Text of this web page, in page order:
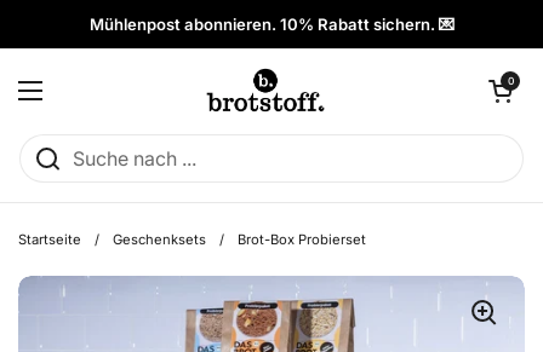
Mühlenpost abonnieren. 10% Rabatt sichern. 💌
Menü öffnen
Warenkorb
0
Startseite / Geschenksets / Brot-Box Probierset